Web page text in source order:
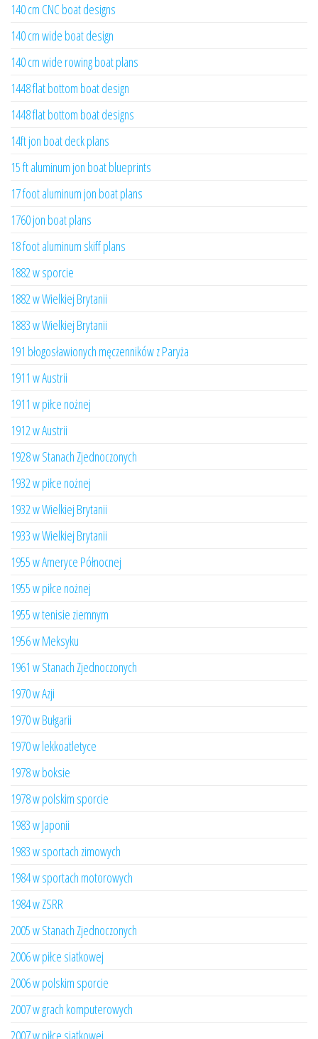
140 cm CNC boat designs
140 cm wide boat design
140 cm wide rowing boat plans
1448 flat bottom boat design
1448 flat bottom boat designs
14ft jon boat deck plans
15 ft aluminum jon boat blueprints
17 foot aluminum jon boat plans
1760 jon boat plans
18 foot aluminum skiff plans
1882 w sporcie
1882 w Wielkiej Brytanii
1883 w Wielkiej Brytanii
191 błogosławionych męczenników z Paryża
1911 w Austrii
1911 w piłce nożnej
1912 w Austrii
1928 w Stanach Zjednoczonych
1932 w piłce nożnej
1932 w Wielkiej Brytanii
1933 w Wielkiej Brytanii
1955 w Ameryce Północnej
1955 w piłce nożnej
1955 w tenisie ziemnym
1956 w Meksyku
1961 w Stanach Zjednoczonych
1970 w Azji
1970 w Bułgarii
1970 w lekkoatletyce
1978 w boksie
1978 w polskim sporcie
1983 w Japonii
1983 w sportach zimowych
1984 w sportach motorowych
1984 w ZSRR
2005 w Stanach Zjednoczonych
2006 w piłce siatkowej
2006 w polskim sporcie
2007 w grach komputerowych
2007 w piłce siatkowej